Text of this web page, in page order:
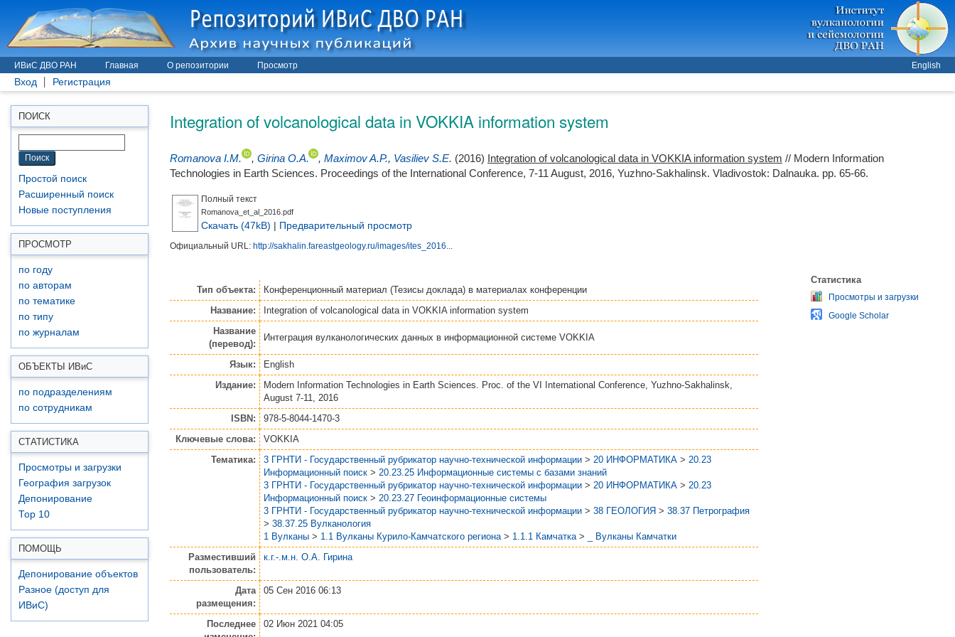
ИВиС ДВО РАН Главная О репозитории Просмотр English
Вход Регистрация
ПОИСК
Простой поиск
Расширенный поиск
Новые поступления
ПРОСМОТР
по году
по авторам
по тематике
по типу
по журналам
ОБЪЕКТЫ ИВиС
по подразделениям
по сотрудникам
СТАТИСТИКА
Просмотры и загрузки
География загрузок
Депонирование
Top 10
ПОМОЩЬ
Депонирование объектов
Разное (доступ для
ИВиС)
Integration of volcanological data in VOKKIA information system
Romanova I.M. , Girina O.A. , Maximov A.P., Vasiliev S.E. (2016) Integration of volcanological data in VOKKIA information system // Modern Information
Technologies in Earth Sciences. Proceedings of the International Conference, 7-11 August, 2016, Yuzhno-Sakhalinsk. Vladivostok: Dalnauka. pp. 65-66.
Полный текст
Romanova_et_al_2016.pdf
Скачать (47kB) | Предварительный просмотр
Официальный URL: http://sakhalin.fareastgeology.ru/images/ites_2016...
Тип объекта: Конференционный материал (Тезисы доклада) в материалах конференции
Название:
Integration of volcanological data in VOKKIA information system
Название
(перевод):
Интеграция вулканологических данных в информационной системе VOKKIA
Язык:
English
Издание:
Modern Information Technologies in Earth Sciences. Proc. of the VI International Conference, Yuzhno-Sakhalinsk,
August 7-11, 2016
ISBN:
978-5-8044-1470-3
Ключевые слова:
VOKKIA
Тематика:
3 ГРНТИ - Государственный рубрикатор научно-технической информации > 20 ИНФОРМАТИКА > 20.23
Информационный поиск > 20.23.25 Информационные системы с базами знаний
3 ГРНТИ - Государственный рубрикатор научно-технической информации > 20 ИНФОРМАТИКА > 20.23
Информационный поиск > 20.23.27 Геоинформационные системы
3 ГРНТИ - Государственный рубрикатор научно-технической информации > 38 ГЕОЛОГИЯ > 38.37 Петрография
> 38.37.25 Вулканология
1 Вулканы > 1.1 Вулканы Курило-Камчатского региона > 1.1.1 Камчатка >
_ Вулканы Камчатки
Разместивший
пользователь:
к.г.-.м.н. О.А. Гирина
Дата
размещения:
05 Сен 2016 06:13
Последнее
02 Июн 2021 04:05
Статистика
Просмотры и загрузки
Google Scholar